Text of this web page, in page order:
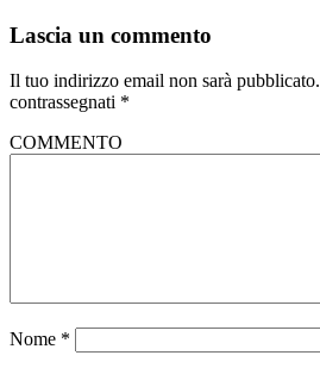
Lascia un commento
Il tuo indirizzo email non sarà pubblicato.
contrassegnati *
COMMENTO
Nome *